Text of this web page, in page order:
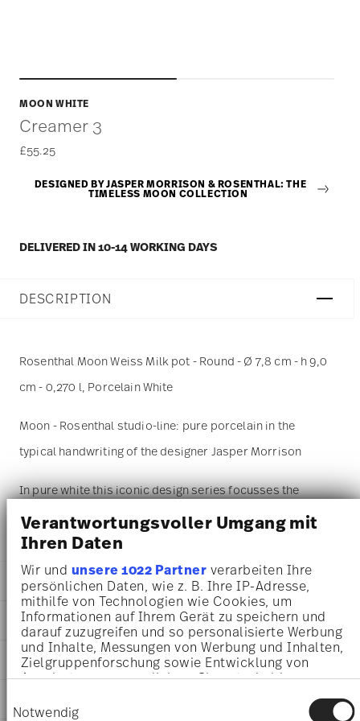
Verantwortungsvoller Umgang mit
Ihren Daten
Wir und unsere 1022 Partnerverarbeiten Ihre
persönlichen Daten, wie z. B. Ihre IP-Adresse,
mithilfe von Technologien wie Cookies, um
Informationen auf Ihrem Gerät zu speichern und
darauf zuzugreifen und so personalisierte Werbung
und Inhalte, Messungen von Werbung und Inhalten,
Zielgruppenforschung sowie Entwicklung von
Angeboten zu ermöglichen. Sie entscheiden
Sie können Ihre Einwilligung jederzeit über die
Notwendig
MOON WHITE
Creamer 3
£55.25
DESIGNED BY JASPER MORRISON & ROSENTHAL: THE
TIMELESS MOON COLLECTION
DELIVERED IN 10-14 WORKING DAYS
DESCRIPTION
Rosenthal Moon Weiss Milk pot - Round - Ø 7,8 cm - h 9,0
cm - 0,270 l, Porcelain White
Moon - Rosenthal studio-line: pure porcelain in the
typical handwriting of the designer Jasper Morrison
In pure white this iconic design series focusses the
shape at its best.
DETAILS
Rosenthal
Moon
White
Porcelain
White
4012434355553
DIMENSIONS
7,80 cm
7,80 cm
7,30 cm
AWARD WINNER